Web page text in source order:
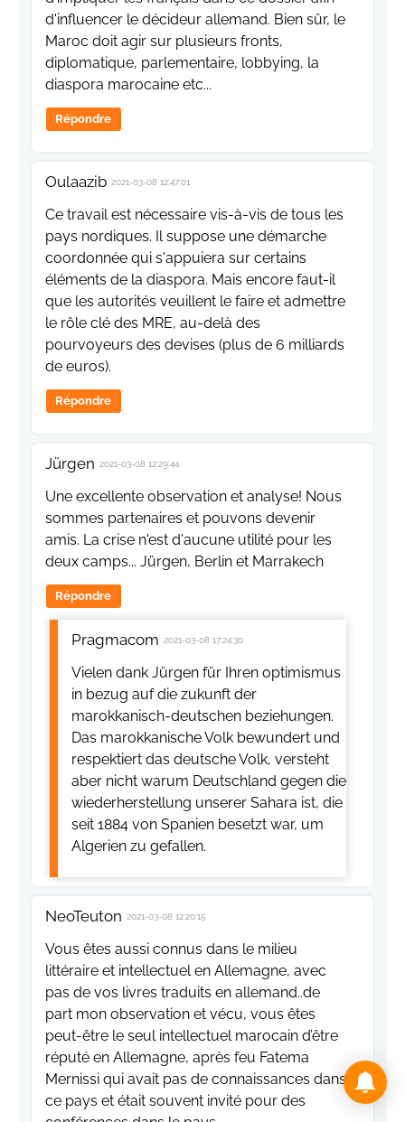
d'influencer le décideur allemand. Bien sûr, le
Maroc doit agir sur plusieurs fronts,
diplomatique, parlementaire, lobbying, la
diaspora marocaine etc...
Répondre
Oulaazib 2021-03-08 12:47:01
Ce travail est nécessaire vis-à-vis de tous les
pays nordiques. Il suppose une démarche
coordonnée qui s'appuiera sur certains
éléments de la diaspora. Mais encore faut-il
que les autorités veuillent le faire et admettre
le rôle clé des MRE, au-delà des
pourvoyeurs des devises (plus de 6 milliards
de euros).
Répondre
Jürgen 2021-03-08 12:29:44
Une excellente observation et analyse! Nous
sommes partenaires et pouvons devenir
amis. La crise n'est d'aucune utilité pour les
deux camps... Jürgen, Berlin et Marrakech
Répondre
Pragmacom 2021-03-08 17:24:30
Vielen dank Jürgen für Ihren optimismus
in bezug auf die zukunft der
marokkanisch-deutschen beziehungen.
Das marokkanische Volk bewundert und
respektiert das deutsche Volk, versteht
aber nicht warum Deutschland gegen die
wiederherstellung unserer Sahara ist, die
seit 1884 von Spanien besetzt war, um
Algerien zu gefallen.
NeoTeuton 2021-03-08 12:20:15
Vous êtes aussi connus dans le milieu
littéraire et intellectuel en Allemagne, avec
pas de vos livres traduits en allemand..de
part mon observation et vécu, vous êtes
peut-être le seul intellectuel marocain d’être
réputé en Allemagne, après feu Fatema
Mernissi qui avait pas de connaissances dans
ce pays et était souvent invité pour des